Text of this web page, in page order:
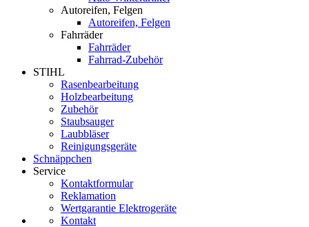
Autoreifen, Felgen
Autoreifen, Felgen
Fahrräder
Fahrräder
Fahrrad-Zubehör
STIHL
Rasenbearbeitung
Holzbearbeitung
Zubehör
Staubsauger
Laubbläser
Reinigungsgeräte
Schnäppchen
Service
Kontaktformular
Reklamation
Wertgarantie Elektrogeräte
Kontakt